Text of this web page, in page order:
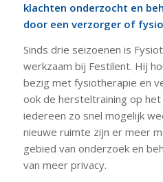
klachten onderzocht en
door een verzorger of
Sinds drie seizoenen is
werkzaam bij Festilent. Hij
bezig met fysiotherapie en
ook de hersteltraining op
iedereen zo snel mogelijk
nieuwe ruimte zijn er meer
gebied van onderzoek en
van meer privacy.